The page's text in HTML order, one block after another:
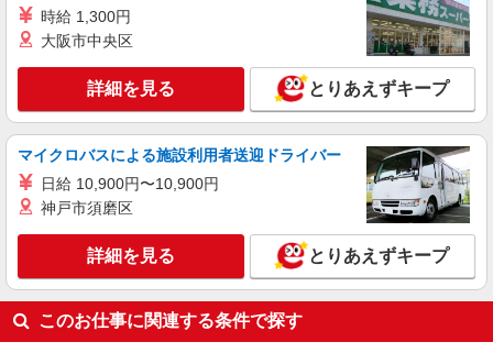
時給 1,300円
大阪市中央区
詳細を見る とりあえずキープ
マイクロバスによる施設利用者送迎ドライバー
日給 10,900円〜10,900円
神戸市須磨区
詳細を見る とりあえずキープ
このお仕事に関連する条件で探す